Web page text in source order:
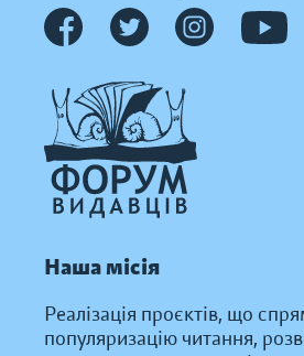
Наша місія
Реалізація проєктів, що
популяризацію читання,